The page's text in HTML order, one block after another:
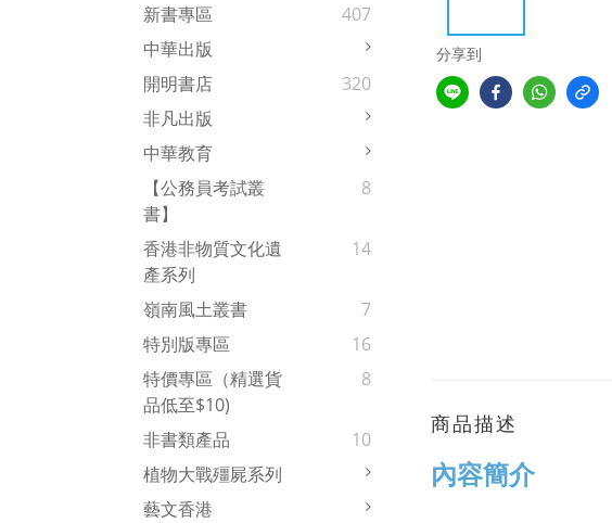
新書專區
407
中華出版
開明書店
320
非凡出版
中華教育
【公務員考試叢
書】
8
香港非物質文化遺
產系列
14
嶺南風土叢書
7
特別版專區
16
特價專區（精選貨
品低至$10)
8
非書類產品
10
植物大戰殭屍系列
藝文香港
分享到
商品描述
內容簡介